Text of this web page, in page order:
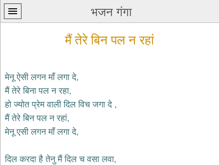
भजन गंगा
प्रथम
पन्ना
home
कृष्ण
bhajans
मैं तेरे बिन पल न रहां
मेनू ऐसी लगन माँ लगा दे,
मैं तेरे बिना पल न रहा,
हो ज्योत प्रेम वाली दिल विच जगा दे ,
मैं तेरे बिन पल न रहां,
मेनू एसी लगन माँ लगा दे,
दिल करदा है तेनु मैं दिल च वसा लवा,